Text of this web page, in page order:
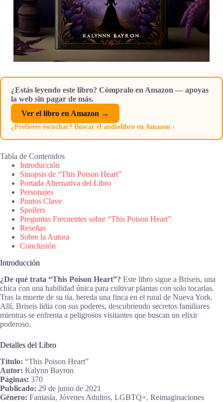
¿Estás leyendo este libro? Cómpralo en Amazon — apoyas
la web sin pagar de más.
Ver el libro en Amazon →
¿Prefieres escuchar? Buscar el audiolibro en Amazon ›
Tabla de Contenidos
Introducción
Sinopsis de “This Poison Heart”
Portada Alternativa del Libro
Personajes
Puntos Clave
Spoilers
Preguntas Frecuentes sobre “This Poison Heart”
Reseñas
Sobre la Autora
Conclusión
Introducción
¿De qué trata “This Poison Heart”? Este libro sigue a Briseis, una
chica con una habilidad única para cultivar plantas con solo tocarlas.
Tras la muerte de su tía, hereda una finca en el rural de Nueva York.
Allí, Briseis lidia con sus poderes, descubriendo secretos familiares
mientras se enfrenta a peligrosos visitantes que buscan un elixir
poderoso.
Detalles del Libro
Título: “This Poison Heart”
Autor: Kalynn Bayron
Páginas: 370
Publicado: 29 de junio de 2021
Género: Fantasía, Jóvenes Adultos, LGBTQ+, Reimaginaciones